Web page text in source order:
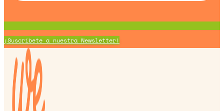
¡Suscríbete a nuestra Newsletter!